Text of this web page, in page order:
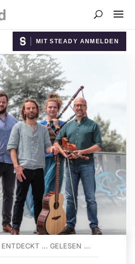
MIT STEADY ANMELDEN
… GELESEN ...